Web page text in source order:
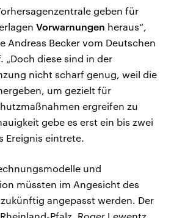
geben für
Vorwarnungen heraus“,
Andreas Becker vom Deutschen
„Doch diese sind in der
nicht scharf genug, weil die
um gezielt für
ergreifen zu
gebe es erst ein bis zwei
Ereignis eintrete.
und
müssten im Angesicht des
angepasst werden. Der